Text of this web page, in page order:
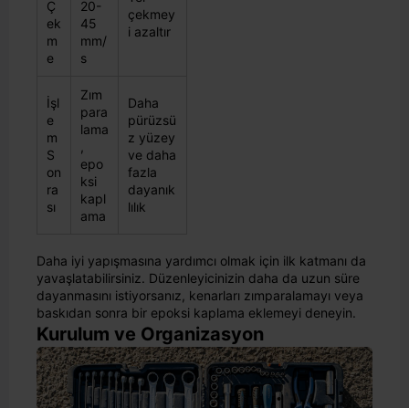
Ç
ek
m
e
20-
45
mm/
s
çekmey
i azaltır
İşl
e
m
S
on
ra
sı
Zım
para
lama
epo
ksi
kapl
ama
Daha
pürüzsü
z yüzey
ve daha
fazla
dayanık
lılık
Daha iyi yapışmasına yardımcı olmak için ilk katmanı da
yavaşlatabilirsiniz. Düzenleyicinizin daha da uzun süre
dayanmasını istiyorsanız, kenarları zımparalamayı veya
baskıdan sonra bir epoksi kaplama eklemeyi deneyin.
Kurulum ve Organizasyon